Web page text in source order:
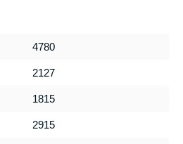
4780
2127
1815
2915